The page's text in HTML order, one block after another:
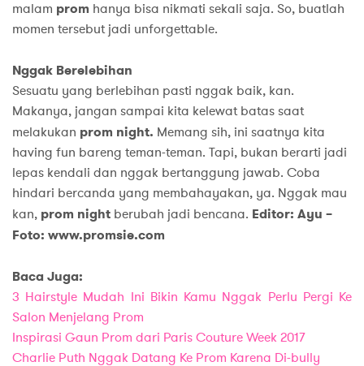
malam prom hanya bisa nikmati sekali saja. So, buatlah
momen tersebut jadi unforgettable.
Nggak Berelebihan
Sesuatu yang berlebihan pasti nggak baik, kan.
Makanya, jangan sampai kita kelewat batas saat
melakukan prom night. Memang sih, ini saatnya kita
having fun bareng teman-teman. Tapi, bukan berarti jadi
lepas kendali dan nggak bertanggung jawab. Coba
hindari bercanda yang membahayakan, ya. Nggak mau
kan, prom night berubah jadi bencana. Editor: Ayu –
Foto: www.promsie.com
Baca Juga:
3 Hairstyle Mudah Ini Bikin Kamu Nggak Perlu Pergi Ke
Salon Menjelang Prom
Inspirasi Gaun Prom dari Paris Couture Week 2017
Charlie Puth Nggak Datang Ke Prom Karena Di-bully